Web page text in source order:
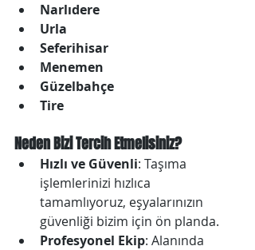
Narlıdere
Urla
Seferihisar
Menemen
Güzelbahçe
Tire
Neden Bizi Tercih Etmelisiniz?
Hızlı ve Güvenli: Taşıma
işlemlerinizi hızlıca
tamamlıyoruz, eşyalarınızın
güvenliği bizim için ön planda.
Profesyonel Ekip: Alanında